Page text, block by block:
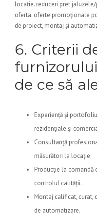
locație. reduceri pret
oferta: oferte promoționale
de proiect, montaj și
6. Criterii
de ce să
Experiență și
rezidențiale și
Consultanță
măsurători la locație.
Producție la comandă
controlul calității.
Montaj calificat, curat,
de automatizare.